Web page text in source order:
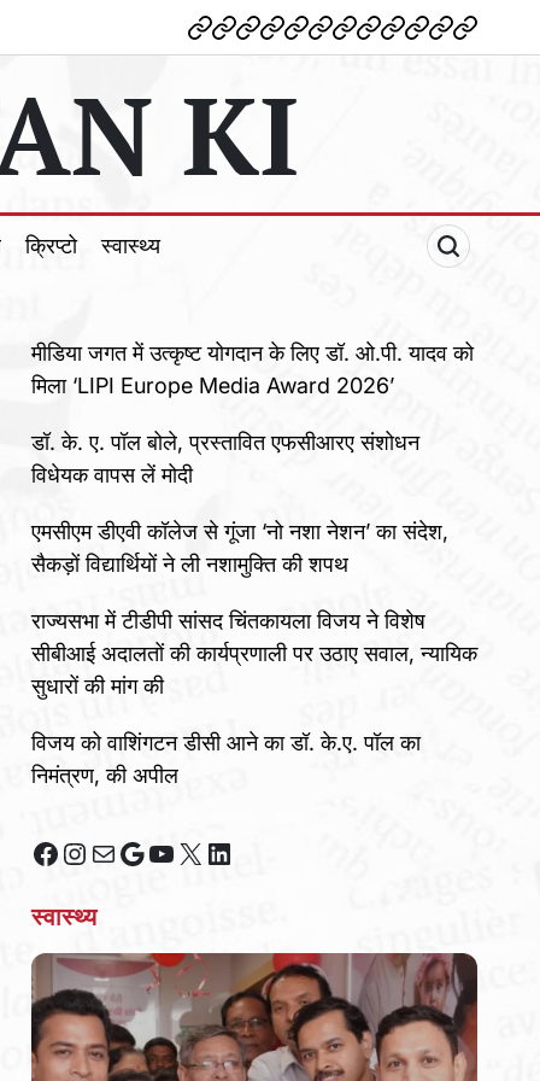
देश विदेशपोलटिकल
मनोरंजन
शिक्षाटेक्नोलॉजी
व्यापारक्राइम
धर्म खेलक्रिप्टोस्वास्थ्य
KI
क्रिप्टो स्वास्थ्य
मीडिया जगत में उत्कृष्ट योगदान के लिए डॉ. ओ.पी. यादव को
मिला ‘LIPI Europe Media Award 2026’
डॉ. के. ए. पॉल बोले, प्रस्तावित एफसीआरए संशोधन
विधेयक वापस लें मोदी
एमसीएम डीएवी कॉलेज से गूंजा ‘नो नशा नेशन’ का संदेश,
सैकड़ों विद्यार्थियों ने ली नशामुक्ति की शपथ
राज्यसभा में टीडीपी सांसद चिंतकायला विजय ने विशेष
सीबीआई अदालतों की कार्यप्रणाली पर उठाए सवाल, न्यायिक
सुधारों की मांग की
विजय को वाशिंगटन डीसी आने का डॉ. के.ए. पॉल का
निमंत्रण, की अपील
Facebook
Instagram
MailGoogle
YouTube
X LinkedIn
स्वास्थ्य